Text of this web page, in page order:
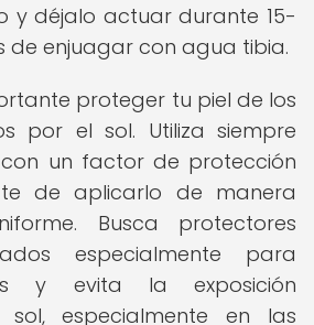
y déjalo actuar durante 15-
de enjuagar con agua tibia.
proteger tu piel de los
por el sol. Utiliza siempre
un factor de protección
de aplicarlo de manera
Busca protectores
especialmente para
y evita la exposición
especialmente en las